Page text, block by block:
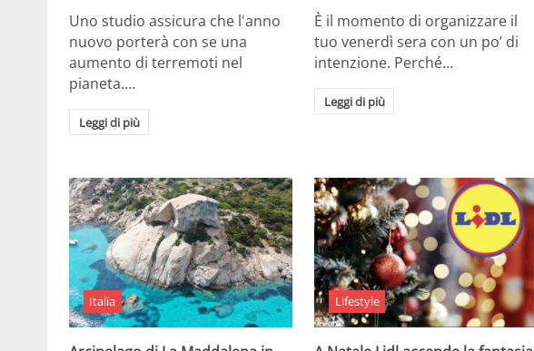
Uno studio assicura che l'anno
nuovo porterà con se una
aumento di terremoti nel
pianeta.…
Leggi di più
È il momento di organizzare il
tuo venerdì sera con un po’ di
intenzione. Perché…
Leggi di più
Italia Lifestyle